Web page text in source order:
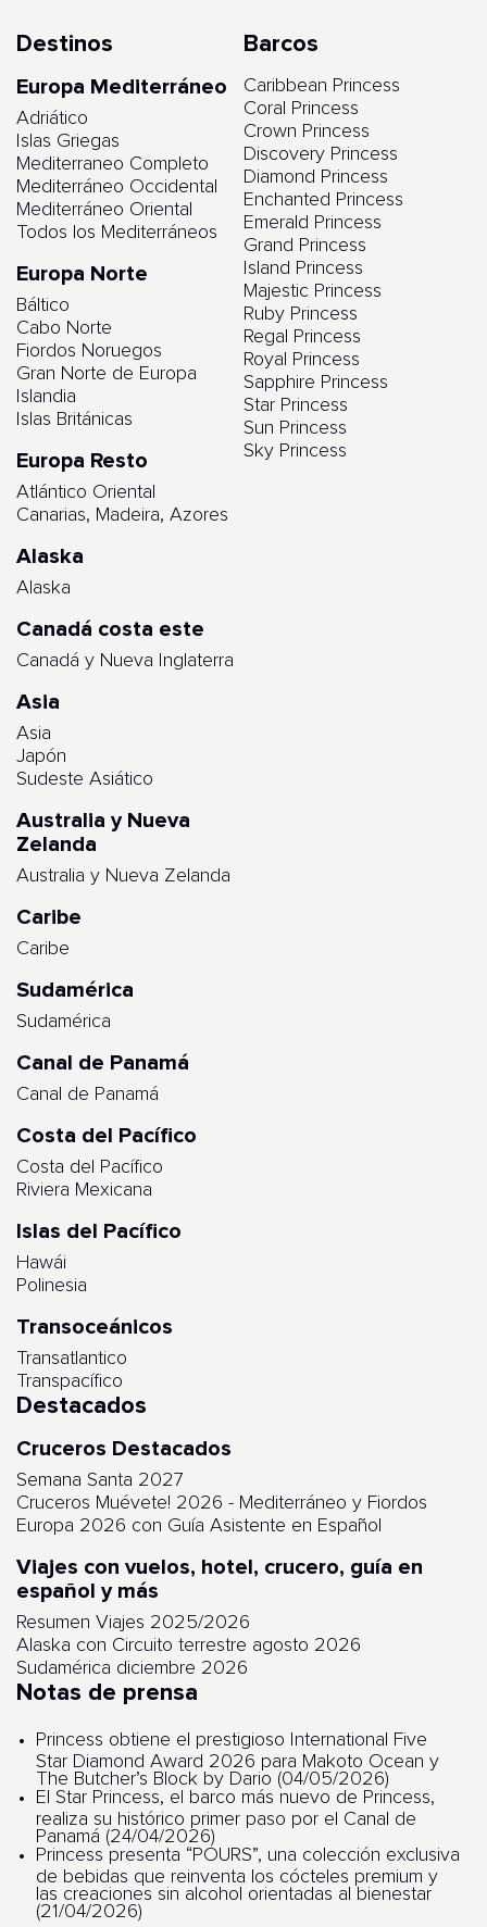
Destinos
Europa Mediterráneo
Adriático
Islas Griegas
Mediterraneo Completo
Mediterráneo Occidental
Mediterráneo Oriental
Todos los Mediterráneos
Europa Norte
Báltico
Cabo Norte
Fiordos Noruegos
Gran Norte de Europa
Islandia
Islas Británicas
Europa Resto
Atlántico Oriental
Canarias, Madeira, Azores
Alaska
Alaska
Canadá costa este
Canadá y Nueva Inglaterra
Asia
Asia
Japón
Sudeste Asiático
Australia y Nueva
Zelanda
Australia y Nueva Zelanda
Caribe
Caribe
Sudamérica
Sudamérica
Canal de Panamá
Canal de Panamá
Costa del Pacífico
Costa del Pacífico
Riviera Mexicana
Islas del Pacífico
Hawái
Polinesia
Transoceánicos
Transatlantico
Transpacífico
Barcos
Caribbean Princess
Coral Princess
Crown Princess
Discovery Princess
Diamond Princess
Enchanted Princess
Emerald Princess
Grand Princess
Island Princess
Majestic Princess
Ruby Princess
Regal Princess
Royal Princess
Sapphire Princess
Star Princess
Sun Princess
Sky Princess
Destacados
Cruceros Destacados
Semana Santa 2027
Cruceros Muévete! 2026 - Mediterráneo y Fiordos
Europa 2026 con Guía Asistente en Español
Viajes con vuelos, hotel, crucero, guía en
español y más
Resumen Viajes 2025/2026
Alaska con Circuito terrestre agosto 2026
Sudamérica diciembre 2026
Notas de prensa
Princess obtiene el prestigioso International Five
Star Diamond Award 2026 para Makoto Ocean y
The Butcher’s Block by Dario (04/05/2026)
El Star Princess, el barco más nuevo de Princess,
realiza su histórico primer paso por el Canal de
Panamá (24/04/2026)
Princess presenta “POURS”, una colección exclusiva
de bebidas que reinventa los cócteles premium y
las creaciones sin alcohol orientadas al bienestar
(21/04/2026)